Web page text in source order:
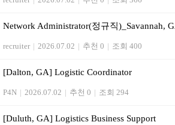
Network Administrator(정규직)_Savannah,
recruiter | 2026.07.02 | 추천 0 | 조회 400
[Dalton, GA] Logistic Coordinator
P4N | 2026.07.02 | 추천 0 | 조회 294
[Duluth, GA] Logistics Business Support